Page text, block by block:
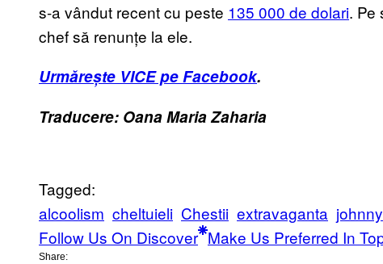
s-a vândut recent cu peste 135 000 de dolari. Pe
chef să renunțe la ele.
Urmărește VICE pe Facebook.
Traducere: Oana Maria Zaharia
Tagged:
alcoolism cheltuieli Chestii extravaganta
Follow Us On Discover Make Us Preferred In
Share: